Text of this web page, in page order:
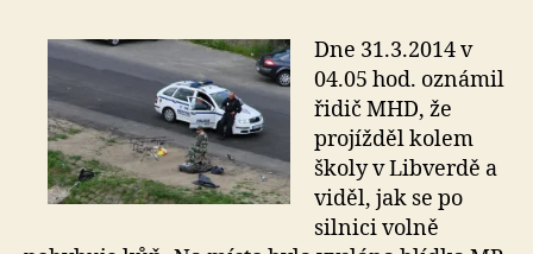
Dne 31.3.2014 v
04.05 hod. oznámil
řidič MHD, že
projížděl kolem
školy v Libverdě a
viděl, jak se po
silnici volně